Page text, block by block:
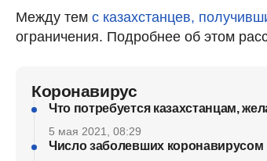
Между тем с казахстанцев,
ограничения. Подробнее об этом
Коронавирус
Что потребуется казахстанцам,
5 мая 2021, 08:29
Число заболевших коронавирусом